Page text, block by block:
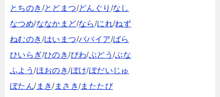
とちのき /とどまつ/どんぐり /なし
なつめ/ななかまど/なら/にれ/ねず
ねむのき /はいまつ/パパイア/ばら
ひいらぎ/ひのき/びわ/ぶどう/ぶな
ふよう/ほおのき/ぼけ/ぼだいじゅ
ぼたん/まき/まさき/またたび